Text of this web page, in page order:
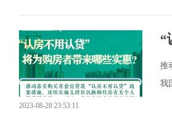
“
推
我
2023-08-28 23:53:11